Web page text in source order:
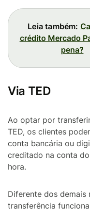
Leia também:
crédito Mercado
pena?
Via TED
Ao optar por
TED, os clientes
conta bancária ou
creditado na conta
hora.
Diferente dos demais
transferência